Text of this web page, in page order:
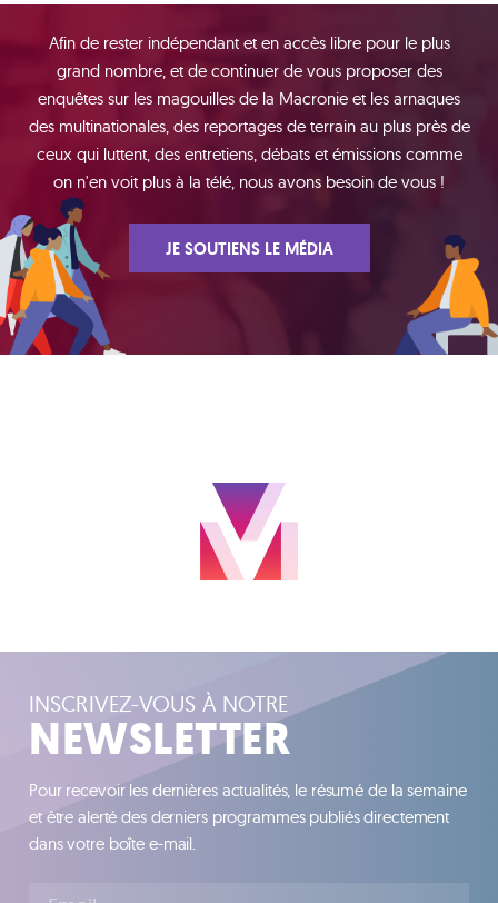
Afin de rester indépendant et en accès libre pour le plus
grand nombre, et de continuer de vous proposer des
enquêtes sur les magouilles de la Macronie et les arnaques
des multinationales, des reportages de terrain au plus près de
ceux qui luttent, des entretiens, débats et émissions comme
on n'en voit plus à la télé, nous avons besoin de vous !
JE SOUTIENS LE MÉDIA
INSCRIVEZ-VOUS À NOTRE
NEWSLETTER
Pour recevoir les dernières actualités, le résumé de la semaine
et être alerté des derniers programmes publiés directement
dans votre boîte e-mail.